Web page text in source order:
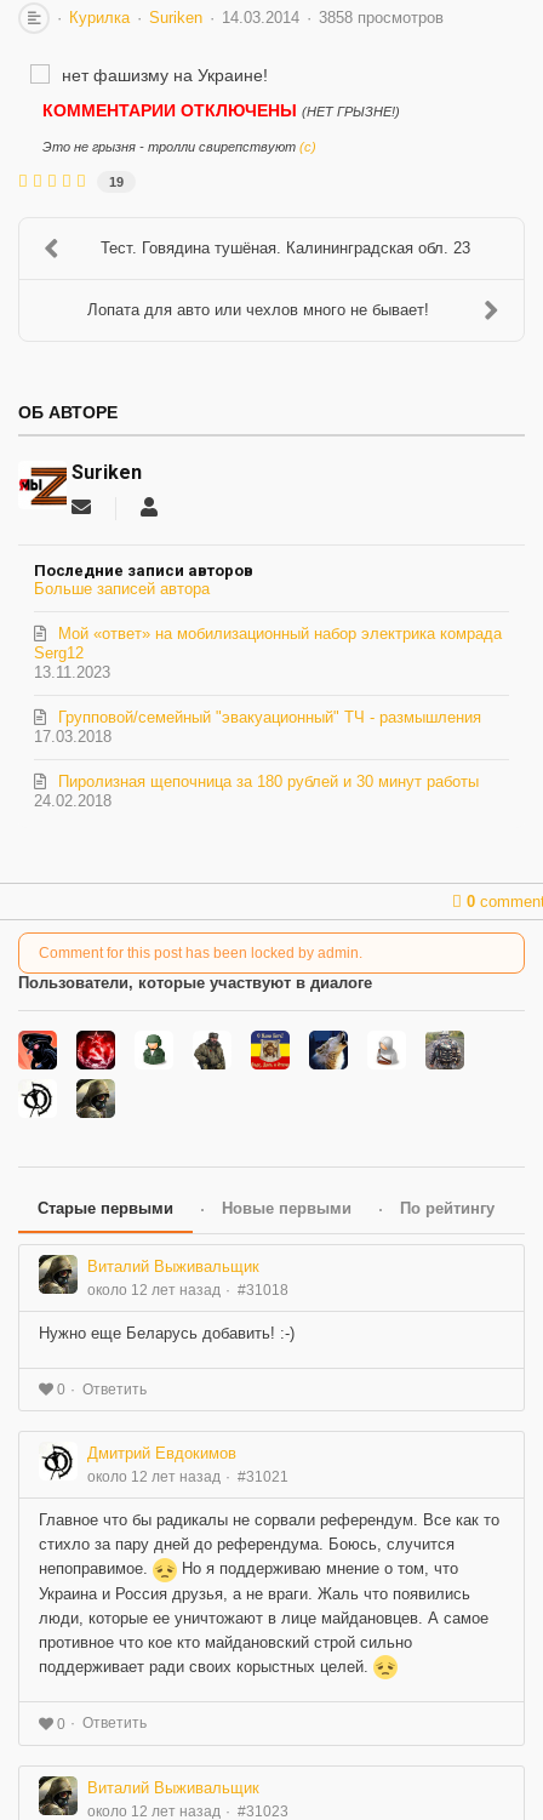
Курилка Suriken 14.03.2014 3858 просмотров
КОММЕНТАРИИ ОТКЛЮЧЕНЫ (НЕТ ГРЫЗНЕ!)
Это не грызня - тролли свирепствуют (с)
19
Тест. Говядина тушёная. Калининградская обл. 23
Лопата для авто или чехлов много не бывает!
ОБ АВТОРЕ
Suriken
Подписаться
автора
Последние записи авторов
Больше записей автора
13.11.2023
Мой «ответ» на мобилизационный набор электрика комрада
Serg12
17.03.2018
Групповой/семейный "эвакуационный" ТЧ - размышления
24.02.2018
Пиролизная щепочница за 180 рублей и 30 минут работы
0
Comment for this post has been locked by admin.
Пользователи, которые участвуют в диалоге
Старые первыми Новые первыми По рейтингу
Виталий Выживальщик
около 12 лет назад #31018
Нужно еще Беларусь добавить! :-)
0 Ответить
Дмитрий Евдокимов
около 12 лет назад #31021
Главное что бы радикалы не сорвали референдум. Все как то
стихло за пару дней до референдума. Боюсь, случится
непоправимое.
Но я поддерживаю мнение о том, что
Украина и Россия друзья, а не враги. Жаль что появились
люди, которые ее уничтожают в лице майдановцев. А самое
противное что кое кто майдановский строй сильно
поддерживает ради своих корыстных целей.
0 Ответить
Виталий Выживальщик
около 12 лет назад #31023